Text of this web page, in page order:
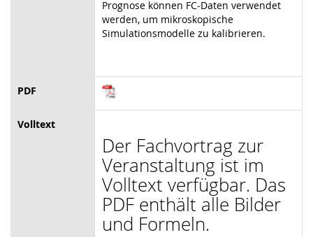
Prognose können FC-Daten verwendet
werden, um mikroskopische
Simulationsmodelle zu kalibrieren.
PDF
Volltext
Der Fachvortrag zur
Veranstaltung ist im
Volltext verfügbar. Das
PDF enthält alle Bilder
und Formeln.